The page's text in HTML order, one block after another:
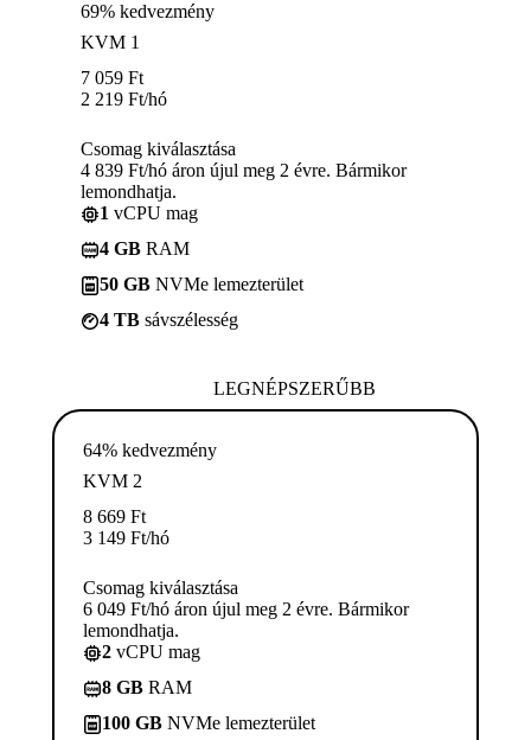
69% kedvezmény
KVM 1
7 059 Ft
2 219 Ft/hó
Csomag kiválasztása
4 839 Ft/hó áron újul meg 2 évre. Bármikor
lemondhatja.
1 vCPU mag
4 GB RAM
50 GB NVMe lemezterület
4 TB sávszélesség
LEGNÉPSZERŰBB
64% kedvezmény
KVM 2
8 669 Ft
3 149 Ft/hó
Csomag kiválasztása
6 049 Ft/hó áron újul meg 2 évre. Bármikor
lemondhatja.
2 vCPU mag
8 GB RAM
100 GB NVMe lemezterület